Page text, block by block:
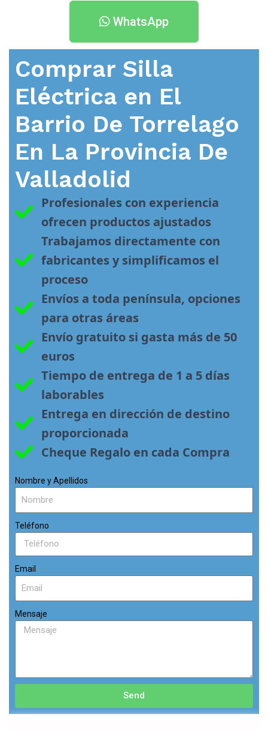
WhatsApp
Comprar Silla
Eléctrica en El
Barrio De Torrelago
En La Provincia De
Valladolid
Profesionales con experiencia
ofrecen productos ajustados
Trabajamos directamente con
fabricantes y simplificamos el
proceso
Envíos a toda península, opciones
para otras áreas
Envío gratuito si gasta más de 50
euros
Tiempo de entrega de 1 a 5 días
laborables
Entrega en dirección de destino
proporcionada
Cheque Regalo en cada Compra
Nombre y Apellidos
Teléfono
Email
Mensaje
Send